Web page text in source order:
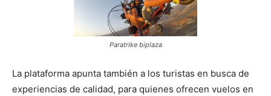
Paratrike biplaza
La plataforma apunta también a los turistas en busca de
experiencias de calidad, para quienes ofrecen vuelos en